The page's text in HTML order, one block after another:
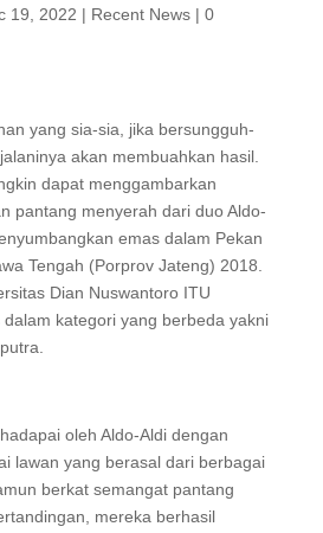
19, 2022 | Recent News| 0
yang sia-sia, jika bersungguh-
akan membuahkan hasil.
dapat menggambarkan
pantang menyerah dari duo Aldo-
emas dalam Pekan
Tengah (Porprov Jateng) 2018.
Dian Nuswantoro ITU
kategori yang berbeda yakni
oleh Aldo-Aldi dengan
lawan yang berasal dari berbagai
berkat semangat pantang
mereka berhasil